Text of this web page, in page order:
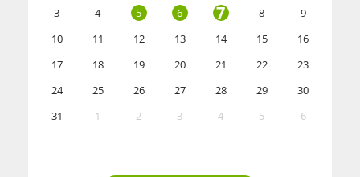
3
4 5 6 7 8
9
10
11 12 13 14 15
16
17
18 19 20 21 22
23
24
25 26 27 28 29
30
31
1 2 3 4 5 6